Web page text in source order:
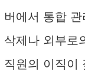
버에서 통합
삭제나 외부로
직원의 이직이